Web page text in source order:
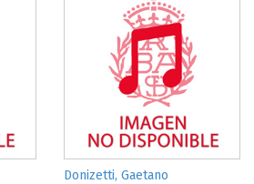
Donizetti, Gaetano